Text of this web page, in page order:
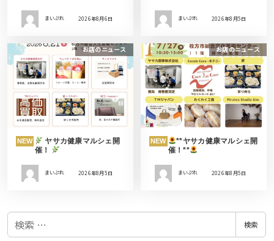
まいぷれ 2026年8月6日 まいぷれ 2026年8月5日
お店のニュース
NEW
ヤサカ健康マルシェ開
催！
まいぷれ 2026年8月5日
お店のニュース
NEW
**ヤサカ健康マルシェ開
催！**
まいぷれ 2026年8月5日
検
検索